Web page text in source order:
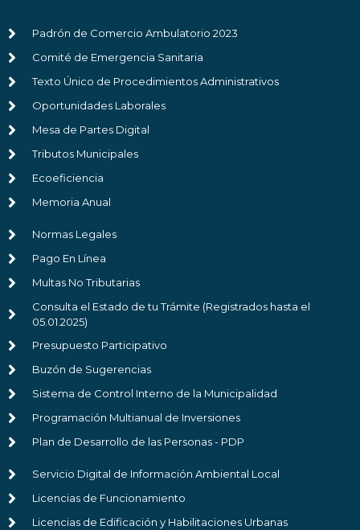
Padrón de Comercio Ambulatorio 2023
Comité de Emergencia Sanitaria
Texto Único de Procedimientos Administrativos
Oportunidades Laborales
Mesa de Partes Digital
Tributos Municipales
Ecoeficiencia
Memoria Anual
Normas Legales
Pago En Línea
Multas No Tributarias
Consulta el Estado de tu Trámite (Registrados hasta el
05.01.2025)
Presupuesto Participativo
Buzón de Sugerencias
Sistema de Control Interno de la Municipalidad
Programación Multianual de Inversiones
Plan de Desarrollo de las Personas - PDP
Servicio Digital de Información Ambiental Local
Licencias de Funcionamiento
Licencias de Edificación y Habilitaciones Urbanas